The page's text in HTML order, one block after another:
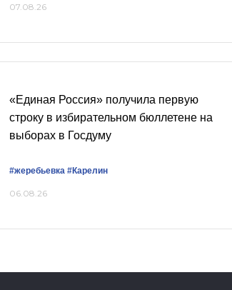
07.08.26
«Единая Россия» получила первую
строку в избирательном бюллетене на
выборах в Госдуму
#жеребьевка #Карелин
06.08.26